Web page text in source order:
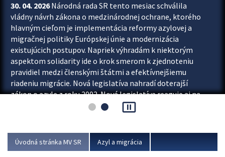
30. 04. 2026Národná rada SR tento mesiac schválila
vládny návrh zákona o medzinárodnej ochrane, ktorého
hlavným cieľom je implementácia reformy azylovej a
migračnej politiky Európskej únie a modernizácia
existujúcich postupov. Napriek výhradám k niektorým
aspektom solidarity ide o krok smerom k zjednoteniu
pravidiel medzi členskými štátmi a efektívnejšiemu
riadeniu migrácie. Nová legislatíva nahradí doterajší
zákon o azyle z roku 2002. Nová legislatíva reaguje aj na
vývoj posledného desaťročia, počas...
pause_presentation
Úvodná stránka MV SR Azyl a migrácia